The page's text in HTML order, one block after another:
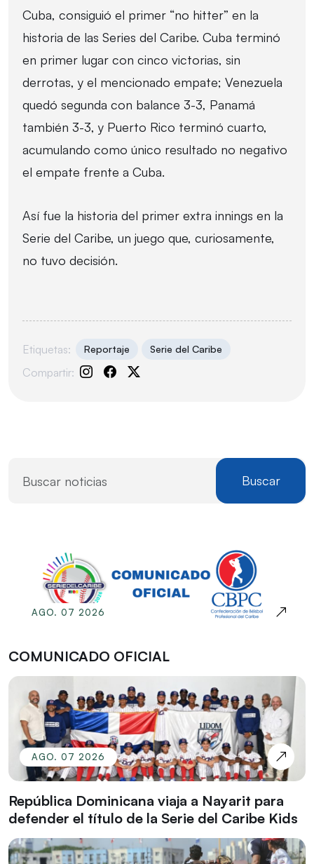
Cuba, consiguió el primer “no hitter” en la
historia de las Series del Caribe. Cuba terminó
en primer lugar con cinco victorias, sin
derrotas, y el mencionado empate; Venezuela
quedó segunda con balance 3-3, Panamá
también 3-3, y Puerto Rico terminó cuarto,
acumulando como único resultado no negativo
el empate frente a Cuba.
Así fue la historia del primer extra innings en la
Serie del Caribe, un juego que, curiosamente,
no tuvo decisión.
Etiquetas: Reportaje Serie del Caribe
Compartir:
Buscar
AGO. 07 2026
COMUNICADO OFICIAL
AGO. 07 2026
República Dominicana viaja a Nayarit para
defender el título de la Serie del Caribe Kids